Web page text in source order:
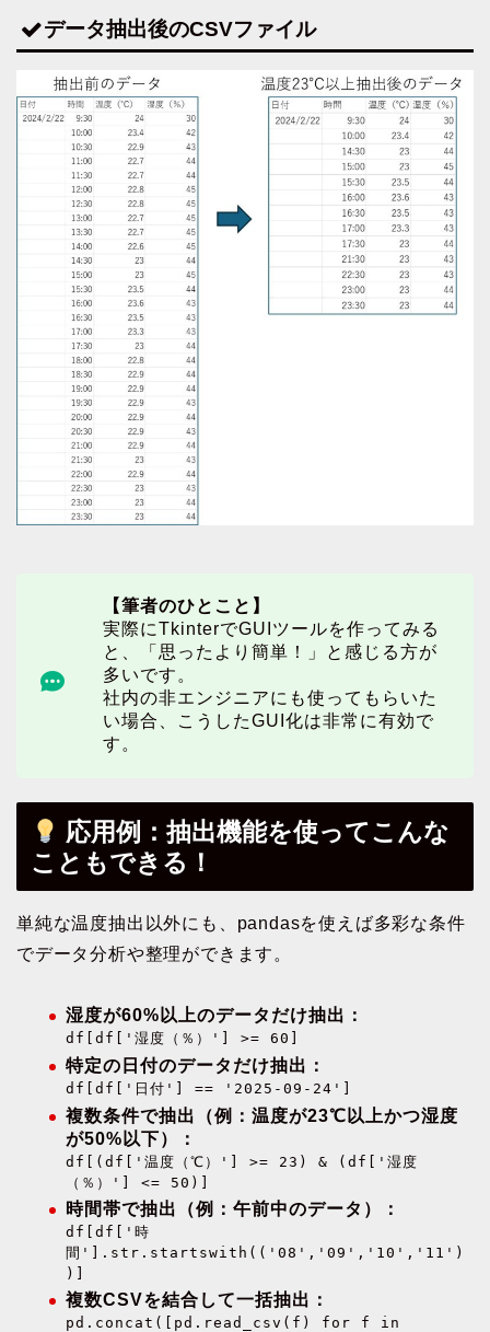
データ抽出後のCSVファイル
【筆者のひとこと】
実際にTkinterでGUIツールを作ってみる
と、「思ったより簡単！」と感じる方が
多いです。
社内の非エンジニアにも使ってもらいた
い場合、こうしたGUI化は非常に有効で
す。
応用例：抽出機能を使ってこんな
こともできる！
単純な温度抽出以外にも、pandasを使えば多彩な条件
でデータ分析や整理ができます。
湿度が60%以上のデータだけ抽出：
df[df['湿度（％）'] >= 60]
特定の日付のデータだけ抽出：
df[df['日付'] == '2025-09-24']
複数条件で抽出（例：温度が23℃以上かつ湿度
が50%以下）：
df[(df['温度（℃）'] >= 23) & (df['湿度
（％）'] <= 50)]
時間帯で抽出（例：午前中のデータ）：
df[df['時
間'].str.startswith(('08','09','10','11')
)]
複数CSVを結合して一括抽出：
pd.concat([pd.read_csv(f) for f in